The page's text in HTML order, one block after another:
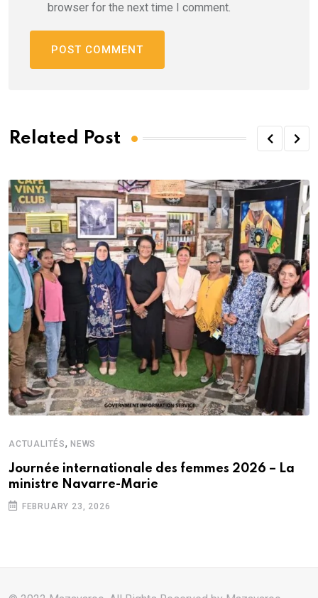
browser for the next time I comment.
Related Post
ACTUALITÉS, NEWS
Journée internationale des femmes 2026 – La
ministre Navarre-Marie
FEBRUARY 23, 2026